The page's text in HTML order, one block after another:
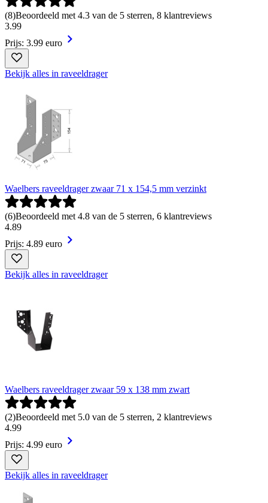
(8)Beoordeeld met 4.3 van de 5 sterren, 8 klantreviews
3.99
Prijs: 3.99 euro
Bekijk alles in raveeldrager
Waelbers raveeldrager zwaar 71 x 154,5 mm verzinkt
(6)Beoordeeld met 4.8 van de 5 sterren, 6 klantreviews
4.89
Prijs: 4.89 euro
Bekijk alles in raveeldrager
Waelbers raveeldrager zwaar 59 x 138 mm zwart
(2)Beoordeeld met 5.0 van de 5 sterren, 2 klantreviews
4.99
Prijs: 4.99 euro
Bekijk alles in raveeldrager